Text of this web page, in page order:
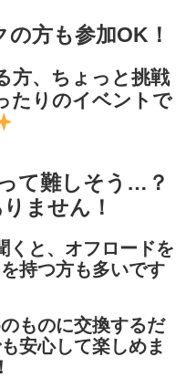
方も参加OK！
方、ちょっと挑戦
たりのイベントで
て難しそう…？
ません！
くと、オフロードを
持つ方も多いです
ものに交換するだ
安心して楽しめま